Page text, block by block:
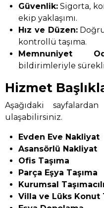
Güvenlik: Sigorta,
ekip yaklaşımı.
Hız ve Düzen:Doğru
kontrollü taşıma.
Memnuniyet
bildirimleriyle sürekli
Hizmet
Aşağıdaki
ulaşabilirsiniz.
Evden Eve Nakliyat
Asansörlü Nakliyat
Ofis Taşıma
Parça Eşya Taşıma
Kurumsal
Villa ve Lüks Konut